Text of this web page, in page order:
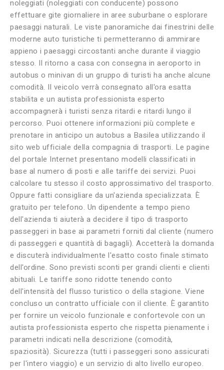
noleggiati (noleggiati con conducente) possono
effettuare gite giornaliere in aree suburbane o esplorare
paesaggi naturali. Le viste panoramiche dai finestrini delle
moderne auto turistiche ti permetteranno di ammirare
appieno i paesaggi circostanti anche durante il viaggio
stesso. Il ritorno a casa con consegna in aeroporto in
autobus o minivan di un gruppo di turisti ha anche alcune
comodità. Il veicolo verrà consegnato all'ora esatta
stabilita e un autista professionista esperto
accompagnerà i turisti senza ritardi e ritardi lungo il
percorso. Puoi ottenere informazioni più complete e
prenotare in anticipo un autobus a Basilea utilizzando il
sito web ufficiale della compagnia di trasporti. Le pagine
del portale Internet presentano modelli classificati in
base al numero di posti e alle tariffe dei servizi. Puoi
calcolare tu stesso il costo approssimativo del trasporto.
Oppure fatti consigliare da un'azienda specializzata. È
gratuito per telefono. Un dipendente a tempo pieno
dell'azienda ti aiuterà a decidere il tipo di trasporto
passeggeri in base ai parametri forniti dal cliente (numero
di passeggeri e quantità di bagagli). Accetterà la domanda
e discuterà individualmente l'esatto costo finale stimato
dell'ordine. Sono previsti sconti per grandi clienti e clienti
abituali. Le tariffe sono ridotte tenendo conto
dell'intensità del flusso turistico o della stagione. Viene
concluso un contratto ufficiale con il cliente. È garantito
per fornire un veicolo funzionale e confortevole con un
autista professionista esperto che rispetta pienamente i
parametri indicati nella descrizione (comodità,
spaziosità). Sicurezza (tutti i passeggeri sono assicurati
per l'intero viaggio) e un servizio di alto livello europeo.